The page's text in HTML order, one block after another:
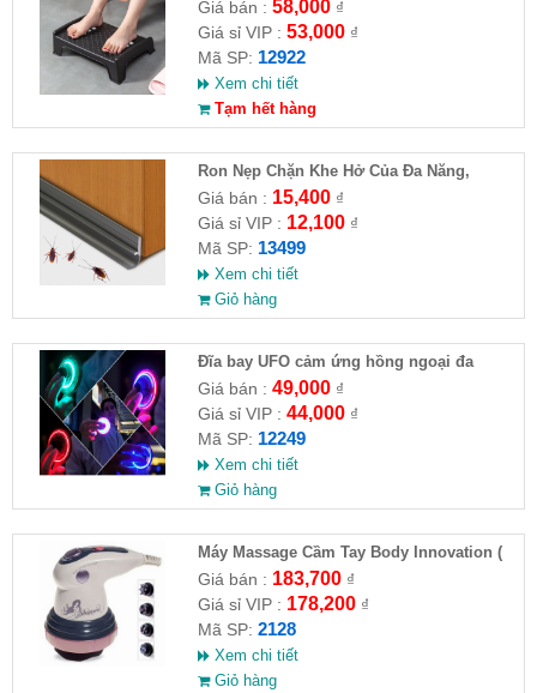
Giá bán : 58,000₫
Giá sỉ VIP : 53,000₫
Mã SP: 12922
Xem chi tiết
Tạm hết hàng
Ron Nẹp Chặn Khe Hở Của Đa Năng,
Chống Côn Trùng( HĐ )
Giá bán : 15,400₫
Giá sỉ VIP : 12,100₫
Mã SP: 13499
Xem chi tiết
Giỏ hàng
Đĩa bay UFO cảm ứng hồng ngoại đa
chiều tự động bay về
Giá bán : 49,000₫
Giá sỉ VIP : 44,000₫
Mã SP: 12249
Xem chi tiết
Giỏ hàng
Máy Massage Cầm Tay Body Innovation (
HĐ )
Giá bán : 183,700₫
Giá sỉ VIP : 178,200₫
Mã SP: 2128
Xem chi tiết
Giỏ hàng